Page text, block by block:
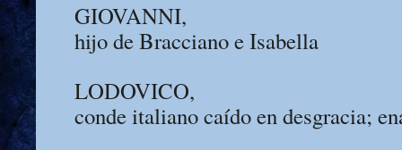
GIOVANNI,
hijo de Bracciano e Isabella
LODOVICO,
conde italiano caído en desgracia;